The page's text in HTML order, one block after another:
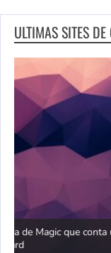
ULTIMAS SITES
Ambrosia Sky: a
fugiu da catástrofe